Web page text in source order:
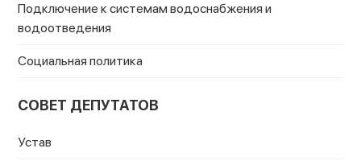
Подключение к системам водоснабжения и
водоотведения
Социальная политика
СОВЕТ ДЕПУТАТОВ
Устав